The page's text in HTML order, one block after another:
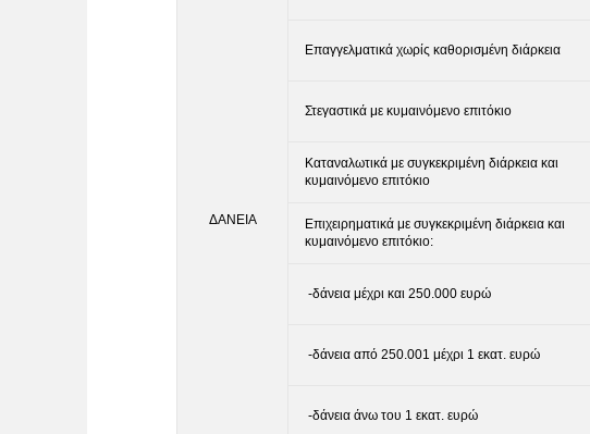
ΔΑΝΕΙΑ
Επαγγελματικά χωρίς καθορισμένη διάρκεια
Στεγαστικά με κυμαινόμενο επιτόκιο
Καταναλωτικά με συγκεκριμένη διάρκεια και
κυμαινόμενο επιτόκιο
Επιχειρηματικά με συγκεκριμένη διάρκεια και
κυμαινόμενο επιτόκιο:
-δάνεια μέχρι και 250.000 ευρώ
-δάνεια από 250.001 μέχρι 1 εκατ. ευρώ
-δάνεια άνω του 1 εκατ. ευρώ